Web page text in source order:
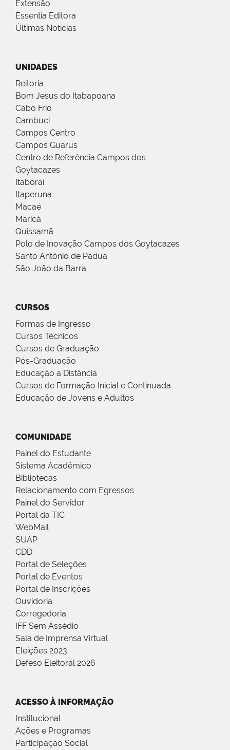
Extensão
Essentia Editora
Últimas Notícias
UNIDADES
Reitoria
Bom Jesus do Itabapoana
Cabo Frio
Cambuci
Campos Centro
Campos Guarus
Centro de Referência Campos dos
Goytacazes
Itaboraí
Itaperuna
Macaé
Maricá
Quissamã
Polo de Inovação Campos dos Goytacazes
Santo Antônio de Pádua
São João da Barra
CURSOS
Formas de Ingresso
Cursos Técnicos
Cursos de Graduação
Pós-Graduação
Educação a Distância
Cursos de Formação Inicial e Continuada
Educação de Jovens e Adultos
COMUNIDADE
Painel do Estudante
Sistema Acadêmico
Bibliotecas
Relacionamento com Egressos
Painel do Servidor
Portal da TIC
WebMail
SUAP
CDD
Portal de Seleções
Portal de Eventos
Portal de Inscrições
Ouvidoria
Corregedoria
IFF Sem Assédio
Sala de Imprensa Virtual
Eleições 2023
Defeso Eleitoral 2026
ACESSO À INFORMAÇÃO
Institucional
Ações e Programas
Participação Social